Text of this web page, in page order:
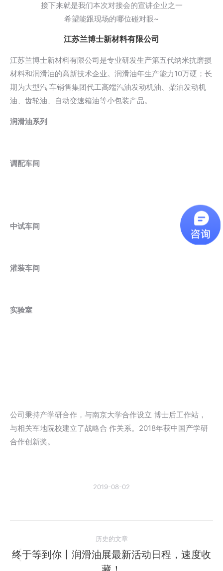
接下来就是我们本次对接会的宣讲企业之一
希望能跟现场的哪位碰对眼~
江苏兰博士新材料有限公司
江苏兰博士新材料有限公司是专业研发生产第五代纳米抗磨损
材料和润滑油的高新技术企业。润滑油年生产能力10万硬；长
期为大型汽 车销售集团代工高端汽油发动机油、柴油发动机
油、齿轮油、自动变速箱油等小包装产品。
润滑油系列
调配车间
中试车间
灌装车间
实验室
公司秉持产学研合作，与南京大学合作设立 博士后工作站，
与相关军地院校建立了战略合 作关系。2018年获中国产学研
合作创新奖。
2019-08-02
章
历史的文章
历
终于等到你丨润滑油展最新活动日程，速度收